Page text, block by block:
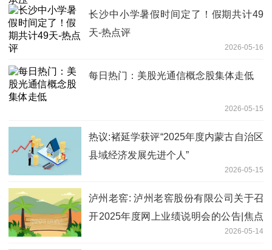
长沙中小学暑假时间定了！假期共计49
天-热点评
2026-05-16
每日热门：美股光通信概念股集体走低
2026-05-15
热议:褚延学获评“2025年度内蒙古自治区
县域经济发展先进个人”
2026-05-15
泸州老窖: 泸州老窖股份有限公司关于召
开2025年度网上业绩说明会的公告|焦点
2026-05-14